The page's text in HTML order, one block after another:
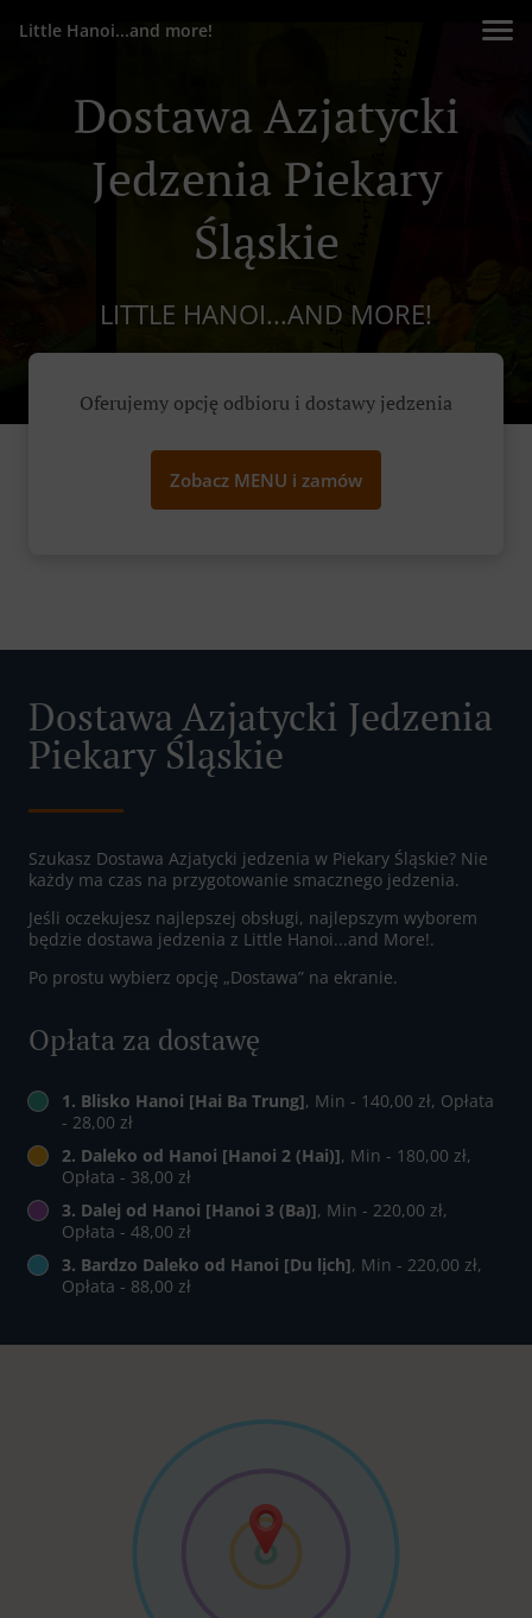
Little Hanoi...and more!
Dostawa Azjatycki
Jedzenia Piekary
Śląskie
LITTLE HANOI...AND MORE!
Oferujemy opcję odbioru i dostawy jedzenia
Zobacz MENU i zamów
Dostawa Azjatycki Jedzenia
Piekary Śląskie
Szukasz Dostawa Azjatycki jedzenia w Piekary Śląskie? Nie
każdy ma czas na przygotowanie smacznego jedzenia.
Jeśli oczekujesz najlepszej obsługi, najlepszym wyborem
będzie dostawa jedzenia z Little Hanoi...and More!.
Po prostu wybierz opcję „Dostawa” na ekranie.
Opłata za dostawę
1. Blisko Hanoi [Hai Ba Trung], Min - 140,00 zł, Opłata
- 28,00 zł
2. Daleko od Hanoi [Hanoi 2 (Hai)], Min - 180,00 zł,
Opłata - 38,00 zł
3. Dalej od Hanoi [Hanoi 3 (Ba)], Min - 220,00 zł,
Opłata - 48,00 zł
3. Bardzo Daleko od Hanoi [Du lịch], Min - 220,00 zł,
Opłata - 88,00 zł